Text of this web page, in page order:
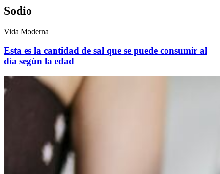
Sodio
Vida Moderna
Esta es la cantidad de sal que se puede consumir al
día según la edad